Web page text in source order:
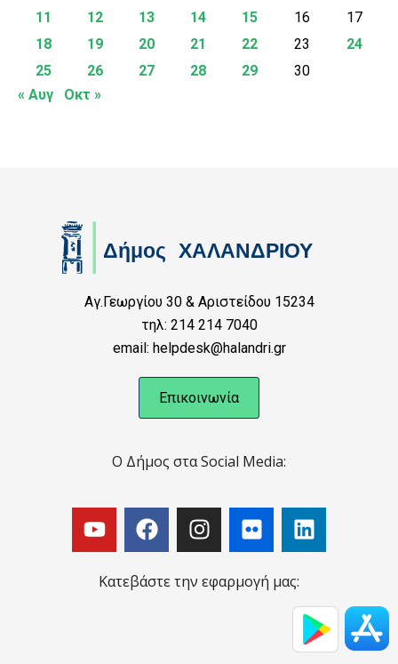
11
12 13 14 15 16
17
18
19 20 21 22 23
24
25
26 27 28 29
30
« Αυγ
Οκτ »
Αγ.Γεωργίου 30 & Αριστείδου 15234
τηλ: 214 214 7040
email: helpdesk@halandri.gr
Επικοινωνία
Ο Δήμος στα Social Media:
Κατεβάστε την εφαρμογή μας: